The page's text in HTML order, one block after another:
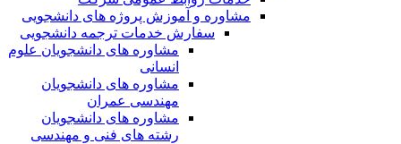
مشاوره و آموزش پروژه های دانشجویی
سفارش خدمات ترجمه دانشجویی
مشاوره های دانشجویان علوم
انسانی
مشاوره های دانشجویان
مهندسی عمران
مشاوره های دانشجویان
رشته های فنی و مهندسی